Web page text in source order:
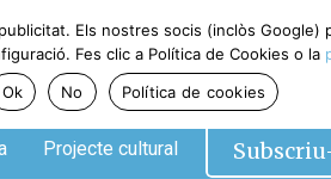
Projecte cultural
Els nostres socis (inclòs
Fes clic a Política de Cookies o la
Ok
No Política de cookies